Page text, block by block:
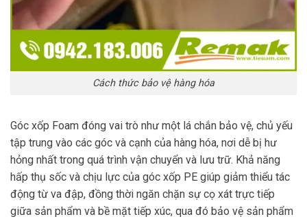
Cách thức bảo vệ hàng hóa
Góc xốp Foam đóng vai trò như một lá chắn bảo vệ, chủ yếu
tập trung vào các góc và cạnh của hàng hóa, nơi dễ bị hư
hỏng nhất trong quá trình vận chuyển và lưu trữ. Khả năng
hấp thụ sốc và chịu lực của góc xốp PE giúp giảm thiểu tác
động từ va đập, đồng thời ngăn chặn sự cọ xát trực tiếp
giữa sản phẩm và bề mặt tiếp xúc, qua đó bảo vệ sản phẩm